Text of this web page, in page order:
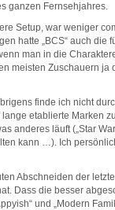
ganzen Fernsehjahres.
Setup, war weniger
hatte „BCS“ auch die
man in die
meisten Zuschauern ja
finde ich nicht
etablierte Marken
anderes läuft („Star
kann …). Ich
Abschneiden der
Dass die besser
und „Modern